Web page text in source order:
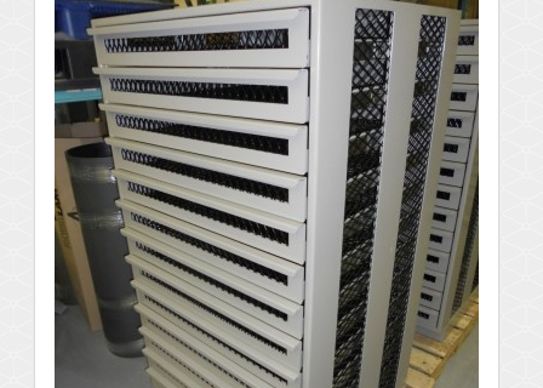
Voir les détails